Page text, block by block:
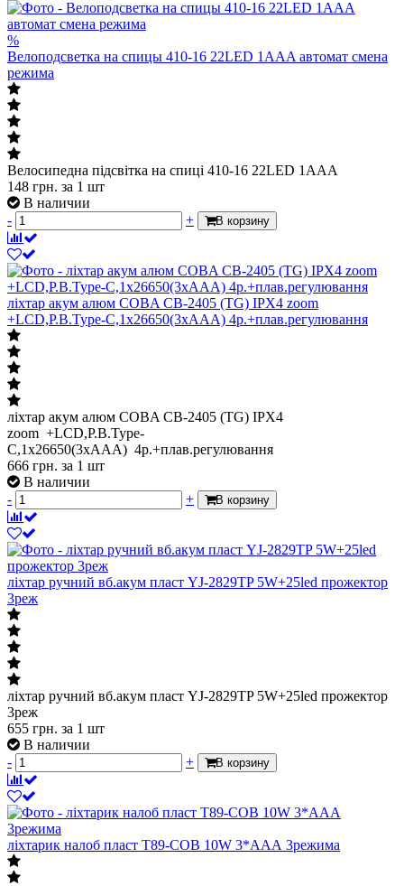
%
Велоподсветка на спицы 410-16 22LED 1AAA автомат смена
режима
Велосипедна підсвітка на спиці 410-16 22LED 1AAA
148 грн. за 1 шт
В наличии
-
+ В корзину
ліхтар акум алюм COBA CB-2405 (TG) IPX4 zoom
+LCD,P.B.Type-C,1х26650(3xAAA) 4р.+плав.регулювання
ліхтар акум алюм COBA CB-2405 (TG) IPX4
zoom +LCD,P.B.Type-
C,1х26650(3xAAA) 4р.+плав.регулювання
666 грн. за 1 шт
В наличии
-
+ В корзину
ліхтар ручний вб.акум пласт YJ-2829TP 5W+25led прожектор
3реж
ліхтар ручний вб.акум пласт YJ-2829TP 5W+25led прожектор
3реж
655 грн. за 1 шт
В наличии
-
+ В корзину
ліхтарик налоб пласт T89-COB 10W 3*ААА 3режима